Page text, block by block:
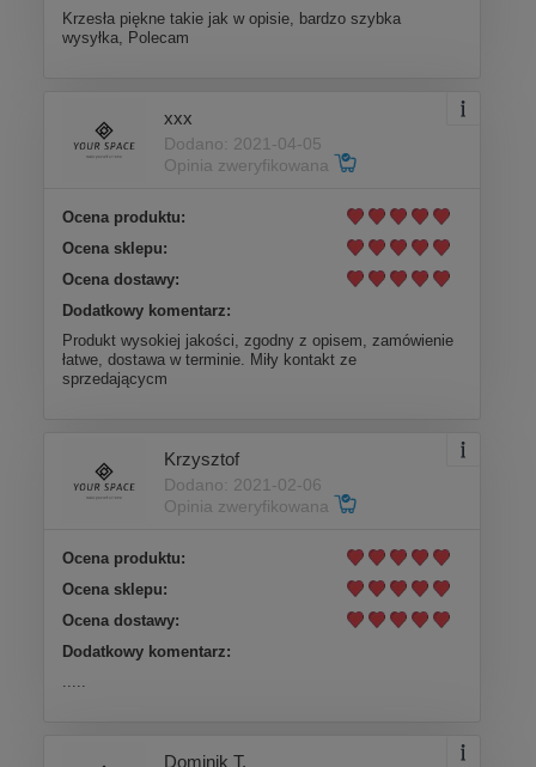
Krzesła piękne takie jak w opisie, bardzo szybka
wysyłka, Polecam
xxx
Dodano: 2021-04-05
Opinia zweryfikowana
Ocena produktu:
Ocena sklepu:
Ocena dostawy:
Dodatkowy komentarz:
Produkt wysokiej jakości, zgodny z opisem, zamówienie
łatwe, dostawa w terminie. Miły kontakt ze
sprzedającycm
Krzysztof
Dodano: 2021-02-06
Opinia zweryfikowana
Ocena produktu:
Ocena sklepu:
Ocena dostawy:
Dodatkowy komentarz:
.....
Dominik T.